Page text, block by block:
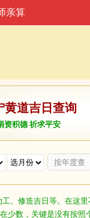
亲算
黄道吉日查询
资积德 祈求平安
按年度查
、修造吉日等。在这
少数，关键是没有按